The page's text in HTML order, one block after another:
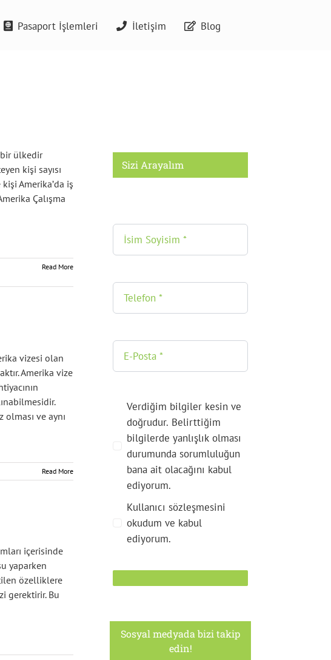
Pasaport İşlemleri İletişim Blog
ülkedir
kişi sayısı
Amerika’da iş
Çalışma
Read More
vizesi olan
Amerika vize
ve aynı
Read More
içerisinde
yaparken
özelliklere
gerektirir. Bu
Sizi Arayalım
Verdiğim bilgiler kesin ve
doğrudur. Belirttiğim
bilgilerde yanlışlık olması
durumunda sorumluluğun
bana ait olacağını kabul
ediyorum.
Kullanıcı sözleşmesini
okudum ve kabul
ediyorum.
Sosyal medyada bizi takip
edin!